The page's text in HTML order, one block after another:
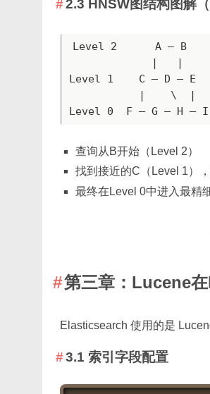
2.3 HNSW图结构图解（
Level 2      A — B
Level 1    C — D — E
Level 0  F — G — H — I
查询从B开始（Level 2）
找到接近的C（Level 1）
最终在Level 0中进入最精
第三章：Lucene
Elasticsearch 使用的是
3.1 索引字段配置